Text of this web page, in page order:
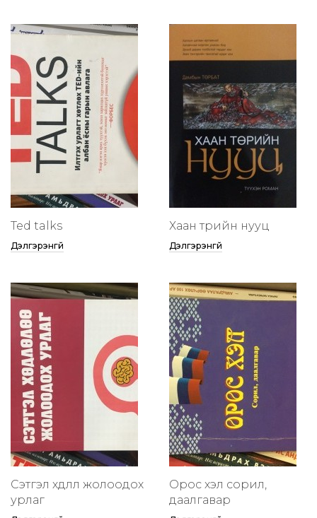
Ted talks
Дэлгэрэнгүй
Хаан төрийн нууц
Дэлгэрэнгүй
Сэтгэл хөдлөлөө жолоодох
урлаг
Орос хэл сорил,
даалгавар